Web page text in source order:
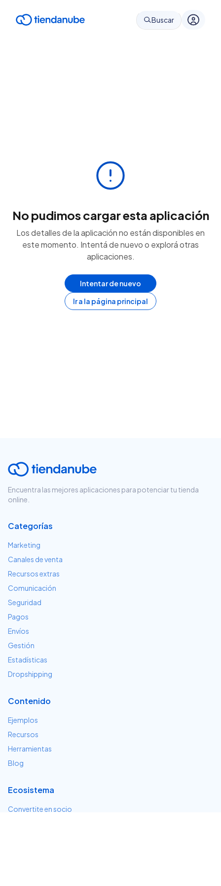
Buscar
No pudimos cargar esta aplicación
Los detalles de la aplicación no están disponibles en
este momento. Intentá de nuevo o explorá otras
aplicaciones.
Intentar de nuevo
Ir a la página principal
Encuentra las mejores aplicaciones para potenciar tu tienda
online.
Categorías
Marketing
Canales de venta
Recursos extras
Comunicación
Seguridad
Pagos
Envíos
Gestión
Estadísticas
Dropshipping
Contenido
Ejemplos
Recursos
Herramientas
Blog
Ecosistema
Convertite en socio